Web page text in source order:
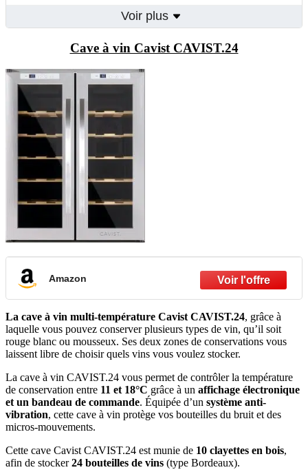
Voir plus
Cave à vin Cavist CAVIST.24
Amazon
La cave à vin multi-température Cavist CAVIST.24, grâce à
laquelle vous pouvez conserver plusieurs types de vin, qu’il soit
rouge blanc ou mousseux. Ses deux zones de conservations vous
laissent libre de choisir quels vins vous voulez stocker.
La cave à vin CAVIST.24 vous permet de contrôler la température
de conservation entre 11 et 18°C grâce à un affichage électronique
et un bandeau de commande. Équipée d’un système anti-
vibration, cette cave à vin protège vos bouteilles du bruit et des
micros-mouvements.
Cette cave Cavist CAVIST.24 est munie de 10 clayettes en bois,
afin de stocker24 bouteilles de vins (type Bordeaux).